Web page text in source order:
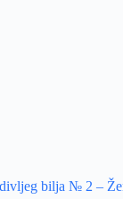
bilja № 2 –